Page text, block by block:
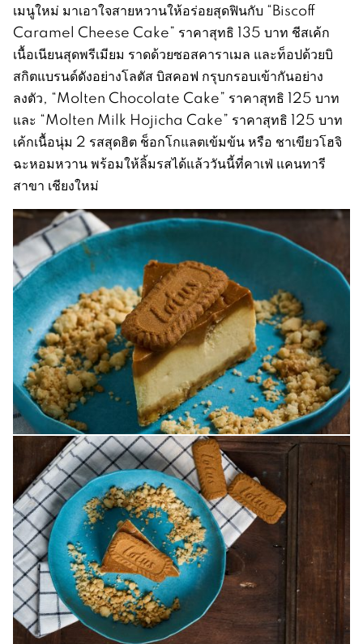
เมนูใหม่ มาเอาใจสายหวานให้อร่อยสุดฟินกับ “Biscoff
Caramel Cheese Cake” ราคาสุทธิ 135 บาท ชีสเค้ก
เนื้อเนียนสุดพรีเมียม ราดด้วยซอสคาราเมล และท็อปด้วยบิ
สกิตแบรนด์ดังอย่างโลตัส บิสคอฟ กรุบกรอบเข้ากันอย่าง
ลงตัว, “Molten Chocolate Cake” ราคาสุทธิ 125 บาท
และ “Molten Milk Hojicha Cake” ราคาสุทธิ 125 บาท
เค้กเนื้อนุ่ม 2 รสสุดฮิต ช็อกโกแลตเข้มข้น หรือ ชาเขียวโฮจิ
ฉะหอมหวาน พร้อมให้ลิ้มรสได้แล้ววันนี้ที่คาเฟ่ แคนทารี
สาขา เชียงใหม่